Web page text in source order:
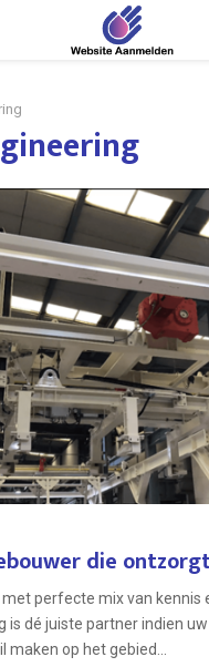
die
perfecte mix van kennis
is dé juiste partner indien
maken op het gebied...